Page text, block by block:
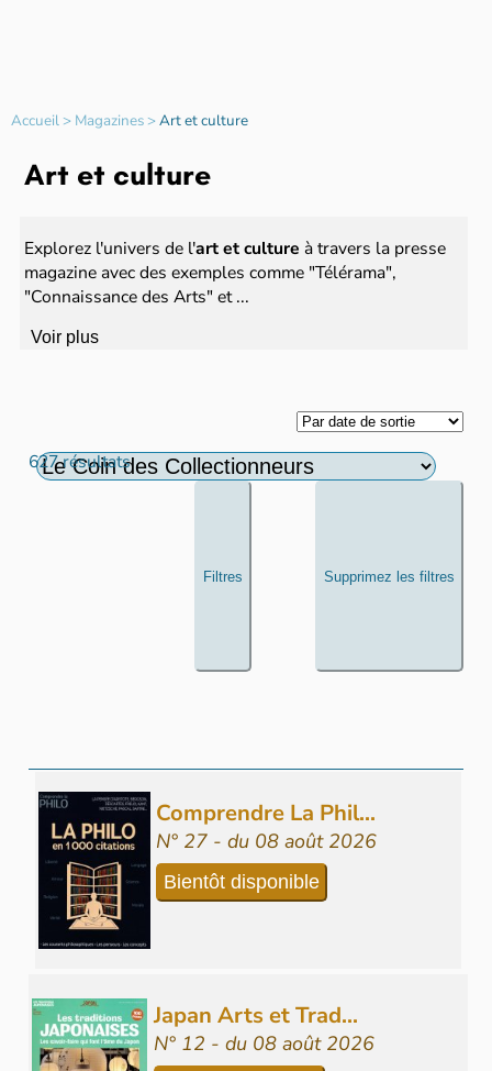
Accueil> Magazines>Art et culture
Art et culture
Explorez l'univers de l'art et culture à travers la presse
magazine avec des exemples comme "Télérama",
"Connaissance des Arts" et ...
Voir plus
627 résultats
Filtres Supprimez les filtres
Comprendre La Phil...
N° 27 - du 08 août 2026
Bientôt disponible
Japan Arts et Trad...
N° 12 - du 08 août 2026